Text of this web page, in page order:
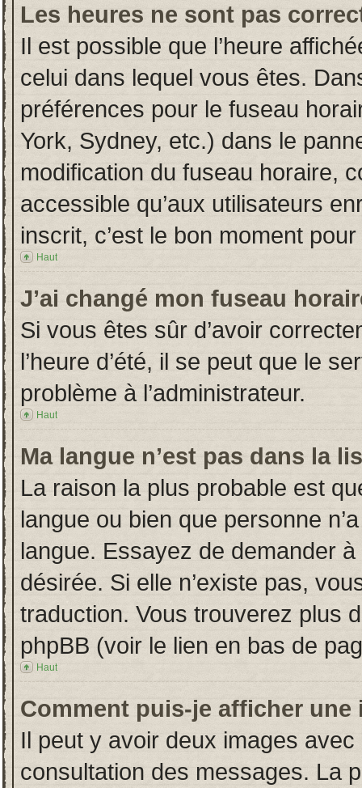
Les heures ne sont pas
Il est possible que l’heure
celui dans lequel vous êtes.
préférences pour le fuseau
York, Sydney, etc.) dans le
modification du fuseau horaire,
accessible qu’aux utilisateurs
inscrit, c’est le bon moment
Haut
J’ai changé mon fuseau
Si vous êtes sûr d’avoir
l’heure d’été, il se peut que le
problème à l’administrateur.
Haut
Ma langue n’est pas dans la
La raison la plus probable est
langue ou bien que personne
langue. Essayez de demander à
désirée. Si elle n’existe pas,
traduction. Vous trouverez plus
phpBB (voir le lien en bas de
Haut
Comment puis-je afficher une
Il peut y avoir deux images
consultation des messages. La